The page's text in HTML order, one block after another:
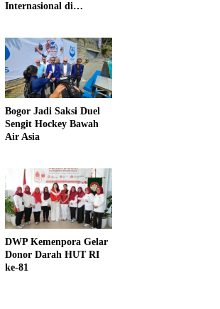
Internasional di
Bogor Jadi Saksi Duel
Sengit Hockey Bawah
Air Asia
DWP Kemenpora Gelar
Donor Darah HUT RI
ke-81